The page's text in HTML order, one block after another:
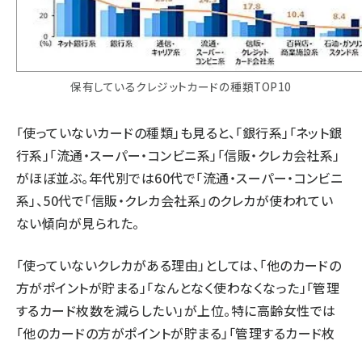
保有しているクレジットカードの種類TOP10
「使っていないカードの種類」も見ると、「銀行系」「ネット銀
行系」「流通・スーパー・コンビニ系」「信販・クレカ会社系」
がほぼ並ぶ。年代別では60代で「流通・スーパー・コンビニ
系」、50代で「信販・クレカ会社系」のクレカが使われてい
ない傾向が見られた。
「使っていないクレカがある理由」としては、「他のカードの
方がポイントが貯まる」「なんとなく使わなくなった」「管理
するカード枚数を減らしたい」が上位。特に高齢女性では
「他のカードの方がポイントが貯まる」「管理するカード枚